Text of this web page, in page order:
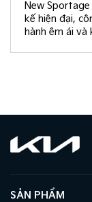
New
kế hiện đại,
hành êm ái và
SẢN PHẨM